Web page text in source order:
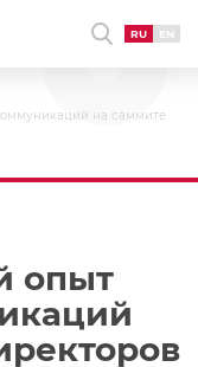
RU EN
на саммите
опыт